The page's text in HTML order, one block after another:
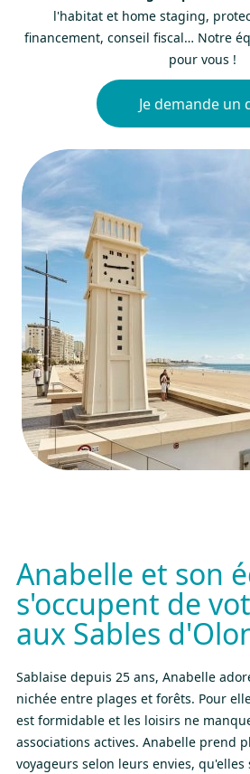
l'habitat et home staging,
financement, conseil fiscal… Notre
pour vous !
Je demande un
Anabelle et son
s'occupent de
aux Sables
Sablaise depuis 25 ans, Anabelle
nichée entre plages et forêts. Pour
est formidable et les loisirs ne
associations actives. Anabelle prend
voyageurs selon leurs envies, qu'elles